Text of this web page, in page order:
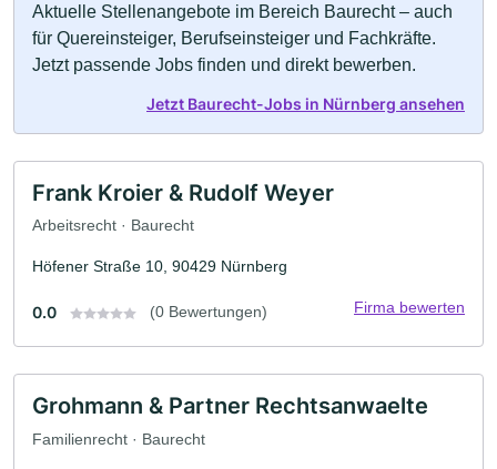
Aktuelle Stellenangebote im Bereich Baurecht – auch
für Quereinsteiger, Berufseinsteiger und Fachkräfte.
Jetzt passende Jobs finden und direkt bewerben.
Jetzt Baurecht-Jobs in Nürnberg ansehen
Frank Kroier & Rudolf Weyer
Arbeitsrecht · Baurecht
Höfener Straße 10, 90429 Nürnberg
0.0 (0 Bewertungen) Firma bewerten
Grohmann & Partner Rechtsanwaelte
Familienrecht · Baurecht